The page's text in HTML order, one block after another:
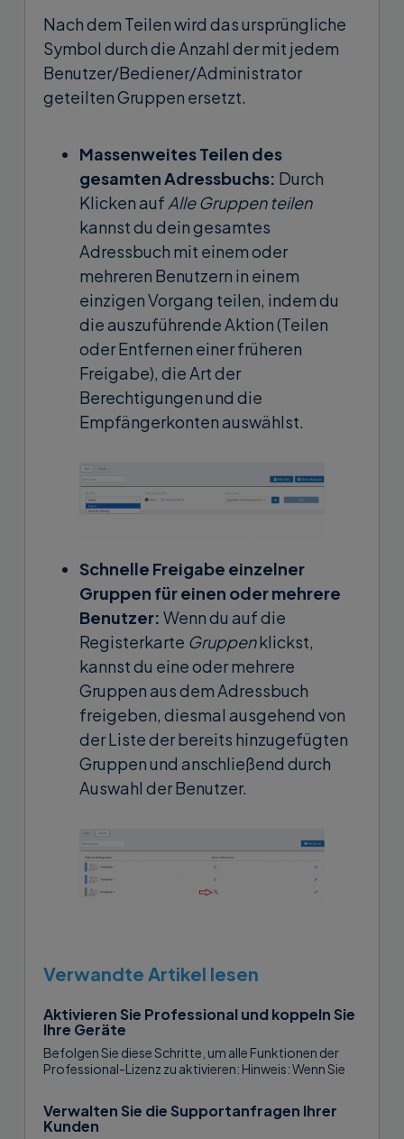
Nach dem Teilen wird das ursprüngliche
Symbol durch die Anzahl der mit jedem
Benutzer/Bediener/Administrator
geteilten Gruppen ersetzt.
Massenweites Teilen des
gesamten Adressbuchs: Durch
Klicken auf Alle Gruppen teilen
kannst du dein gesamtes
Adressbuch mit einem oder
mehreren Benutzern in einem
einzigen Vorgang teilen, indem du
die auszuführende Aktion (Teilen
oder Entfernen einer früheren
Freigabe), die Art der
Berechtigungen und die
Empfängerkonten auswählst.
Schnelle Freigabe einzelner
Gruppen für einen oder mehrere
Benutzer: Wenn du auf die
Registerkarte Gruppenklickst,
kannst du eine oder mehrere
Gruppen aus dem Adressbuch
freigeben, diesmal ausgehend von
der Liste der bereits hinzugefügten
Gruppen und anschließend durch
Auswahl der Benutzer.
Verwandte Artikel lesen
Aktivieren Sie Professional und koppeln Sie
Ihre Geräte
Befolgen Sie diese Schritte, um alle Funktionen der
Professional-Lizenz zu aktivieren: Hinweis: Wenn Sie
Verwalten Sie die Supportanfragen Ihrer
Kunden